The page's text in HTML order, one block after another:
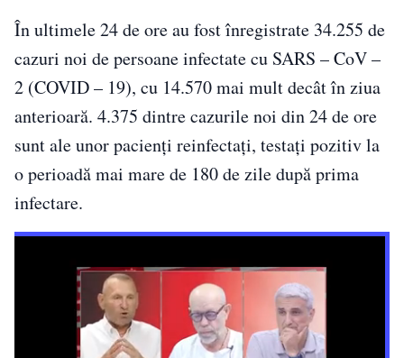
În ultimele 24 de ore au fost înregistrate 34.255 de
cazuri noi de persoane infectate cu SARS – CoV –
2 (COVID – 19), cu 14.570 mai mult decât în ziua
anterioară. 4.375 dintre cazurile noi din 24 de ore
sunt ale unor pacienți reinfectați, testați pozitiv la
o perioadă mai mare de 180 de zile după prima
infectare.